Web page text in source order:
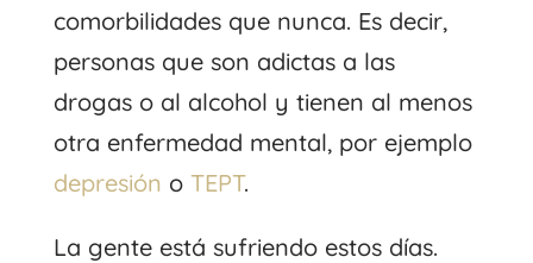
comorbilidades que nunca. Es decir,
personas que son adictas a las
drogas o al alcohol y tienen al menos
otra enfermedad mental, por ejemplo
depresión o TEPT.
La gente está sufriendo estos días.